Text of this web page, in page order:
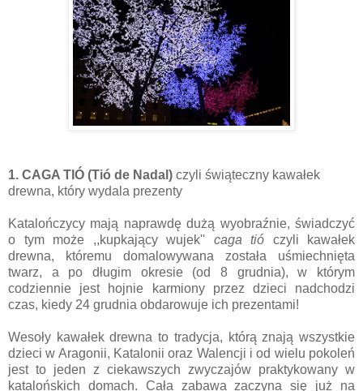
1. CAGA TIÓ (Tió de Nadal) czyli świąteczny kawałek
drewna, który wydala prezenty
Katalończycy mają naprawdę dużą wyobraźnie, świadczyć
o tym może ,,kupkający wujek'' caga tió czyli kawałek
drewna, któremu domalowywana została uśmiechnięta
twarz, a po długim okresie (od 8 grudnia), w którym
codziennie jest hojnie karmiony przez dzieci nadchodzi
czas, kiedy 24 grudnia obdarowuje ich prezentami!
Wesoły kawałek drewna to tradycja, którą znają wszystkie
dzieci w Aragonii, Katalonii oraz Walencji i od wielu pokoleń
jest to jeden z ciekawszych zwyczajów praktykowany w
katalońskich domach. Cała zabawa zaczyna się już na